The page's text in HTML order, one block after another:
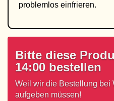
problemlos einfrieren.
Bitte diese
14:00 bestellen
Weil wir die Bestellung bei
aufgeben müssen!